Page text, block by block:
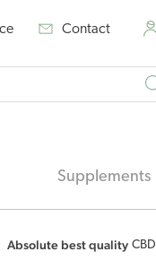
Contact
Supplements
Absolute best quality CBD